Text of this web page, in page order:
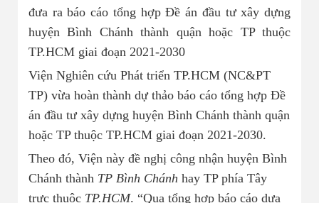
đưa ra báo cáo tổng hợp Đề án đầu tư xây dựng
huyện Bình Chánh thành quận hoặc TP thuộc
TP.HCM giai đoạn 2021-2030
Viện Nghiên cứu Phát triển TP.HCM (NC&PT
TP) vừa hoàn thành dự thảo báo cáo tổng hợp Đề
án đầu tư xây dựng huyện Bình Chánh thành quận
hoặc TP thuộc TP.HCM giai đoạn 2021-2030.
Theo đó, Viện này đề nghị công nhận huyện Bình
Chánh thành TP Bình Chánh hay TP phía Tây
trực thuộc TP.HCM. “Qua tổng hợp báo cáo dựa